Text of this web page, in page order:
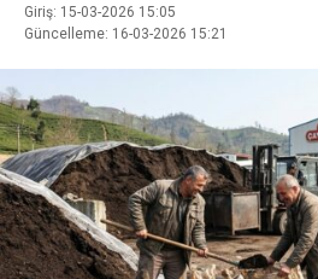
Giriş: 15-03-2026 15:05
Güncelleme: 16-03-2026 15:21